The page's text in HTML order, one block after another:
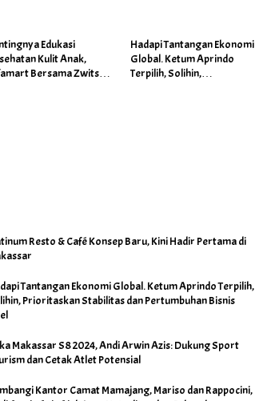
Edukasi
Kulit Anak,
Bersama Zwitsal
Hadapi Tantangan Ekonomi
Global. Ketum Aprindo
Terpilih, Solihin,
Resto & Café Konsep Baru, Kini Hadir Pertama di
Tantangan Ekonomi Global. Ketum Aprindo Terpilih,
Prioritaskan Stabilitas dan Pertumbuhan Bisnis
Makassar S8 2024, Andi Arwin Azis: Dukung Sport
dan Cetak Atlet Potensial
Kantor Camat Mamajang, Mariso dan Rappocini,